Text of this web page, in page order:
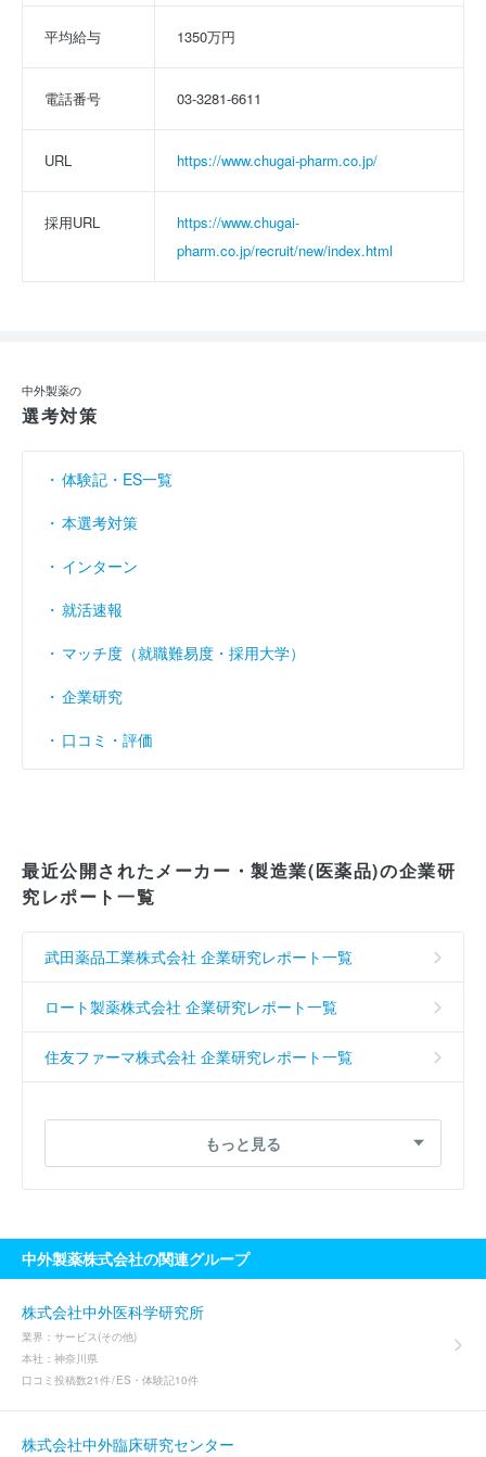
平均給与 1350万円
電話番号 03-3281-6611
URL https://www.chugai-pharm.co.jp/
採用URL
https://www.chugai-
pharm.co.jp/recruit/new/index.html
中外製薬の
選考対策
体験記・ES一覧
本選考対策
インターン
就活速報
マッチ度（就職難易度・採用大学）
企業研究
口コミ・評価
最近公開されたメーカー・製造業(医薬品)の企業研
究レポート一覧
武田薬品工業株式会社 企業研究レポート一覧
ロート製薬株式会社 企業研究レポート一覧
住友ファーマ株式会社 企業研究レポート一覧
株式会社大塚製薬工場 企業研究レポート一覧
もっと見る
中外製薬株式会社の関連グループ
株式会社中外医科学研究所
業界： サービス(その他)
本社： 神奈川県
口コミ投稿数21件 ES・体験記10件
株式会社中外臨床研究センター